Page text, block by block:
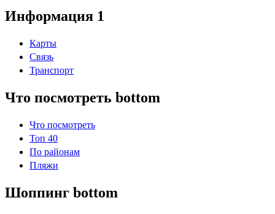
Информация 1
Карты
Связь
Транспорт
Что посмотреть bottom
Что посмотреть
Топ 40
По районам
Пляжи
Шоппинг bottom